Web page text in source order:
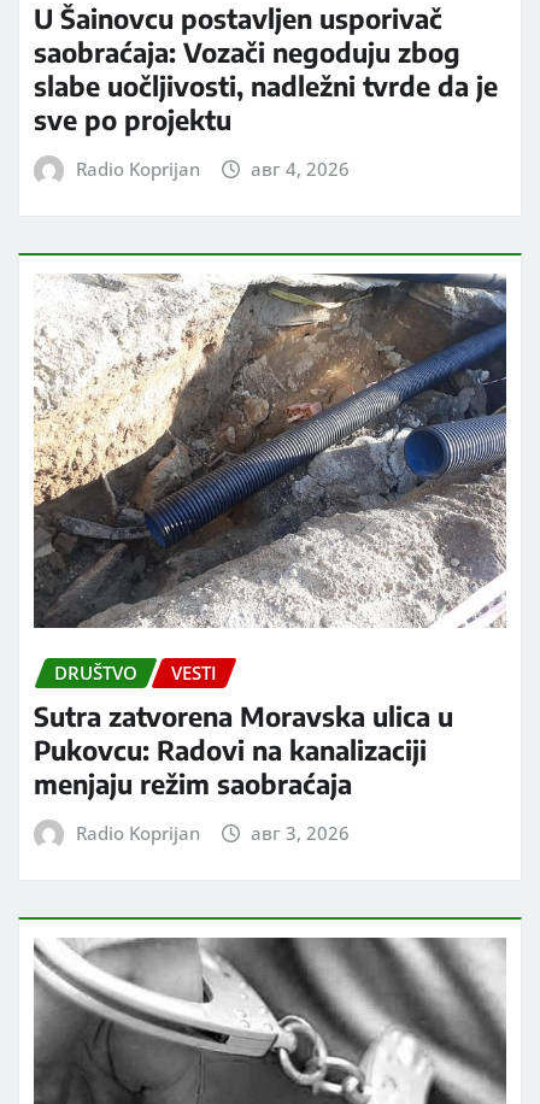
U Šainovcu postavljen usporivač
saobraćaja: Vozači negoduju zbog
slabe uočljivosti, nadležni tvrde da je
sve po projektu
Radio Koprijan авг 4, 2026
DRUŠTVO VESTI
Sutra zatvorena Moravska ulica u
Pukovcu: Radovi na kanalizaciji
menjaju režim saobraćaja
Radio Koprijan авг 3, 2026